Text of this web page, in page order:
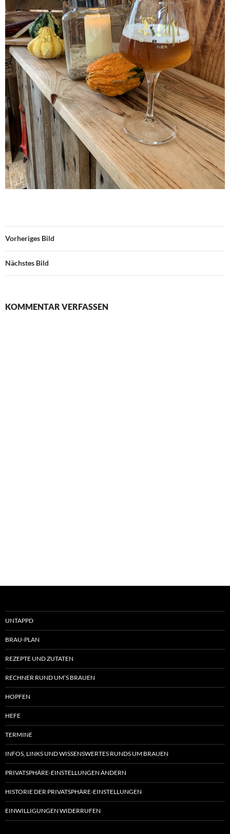
Vorheriges Bild
Nächstes Bild
KOMMENTAR VERFASSEN
UNTAPPD
BRAU-PLAN
REZEPTE UND ZUTATEN
RECHNER RUND UM’S BRAUEN
HOPFEN
HEFE
TERMINE
INFOS, LINKS UND WISSENSWERTES RUNDS UM BRAUEN
PRIVATSPHÄRE-EINSTELLUNGEN ÄNDERN
HISTORIE DER PRIVATSPHÄRE-EINSTELLUNGEN
EINWILLIGUNGEN WIDERRUFEN